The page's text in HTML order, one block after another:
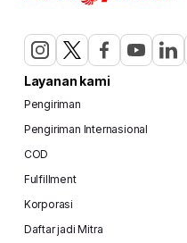
Layanan kami
Pengiriman
Pengiriman Internasional
COD
Fulfillment
Korporasi
Daftar jadi Mitra